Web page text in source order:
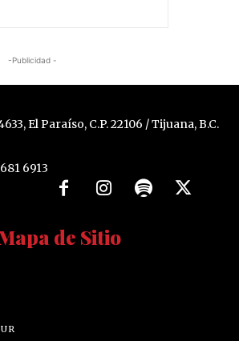
-Publicidad -
El Paraíso, C.P. 22106 / Tijuana, B.C.
6913
de Sitio